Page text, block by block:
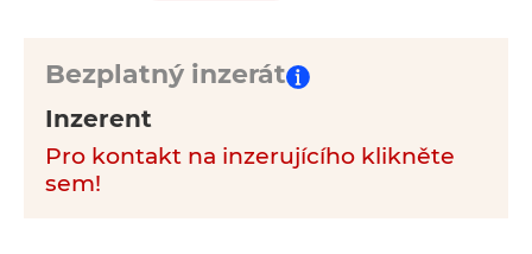
Bezplatný inzerát
Inzerent
Pro kontakt na inzerujícího klikněte
sem!